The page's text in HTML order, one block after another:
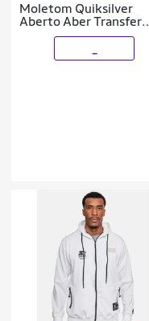
Moletom Quiksilver
Aberto Aber Transfer
Round